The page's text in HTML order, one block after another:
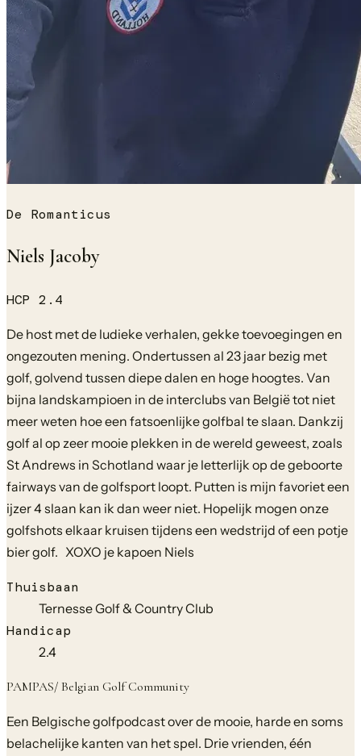
De Romanticus
Niels Jacoby
HCP 2.4
De host met de ludieke verhalen, gekke toevoegingen en
ongezouten mening. Ondertussen al 23 jaar bezig met
golf, golvend tussen diepe dalen en hoge hoogtes. Van
bijna landskampioen in de interclubs van België tot niet
meer weten hoe een fatsoenlijke golfbal te slaan. Dankzij
golf al op zeer mooie plekken in de wereld geweest, zoals
St Andrews in Schotland waar je letterlijk op de geboorte
fairways van de golfsport loopt. Putten is mijn favoriet een
ijzer 4 slaan kan ik dan weer niet. Hopelijk mogen onze
golfshots elkaar kruisen tijdens een wedstrijd of een potje
bier golf. XOXO je kapoen Niels
Thuisbaan
Ternesse Golf & Country Club
Handicap
2.4
PAMPAS/ Belgian Golf Community
Een Belgische golfpodcast over de mooie, harde en soms
belachelijke kanten van het spel. Drie vrienden, één